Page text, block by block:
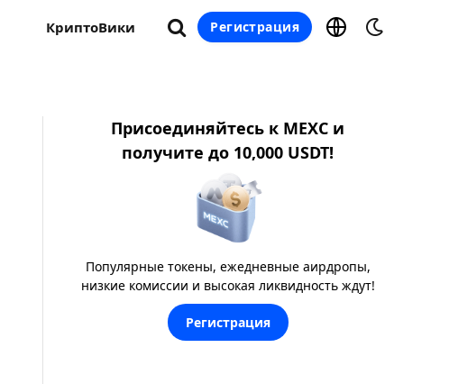
КриптоВики Регистрация
Присоединяйтесь к MEXC и
получите до 10,000 USDT!
Популярные токены, ежедневные аирдропы,
низкие комиссии и высокая ликвидность ждут!
Регистрация